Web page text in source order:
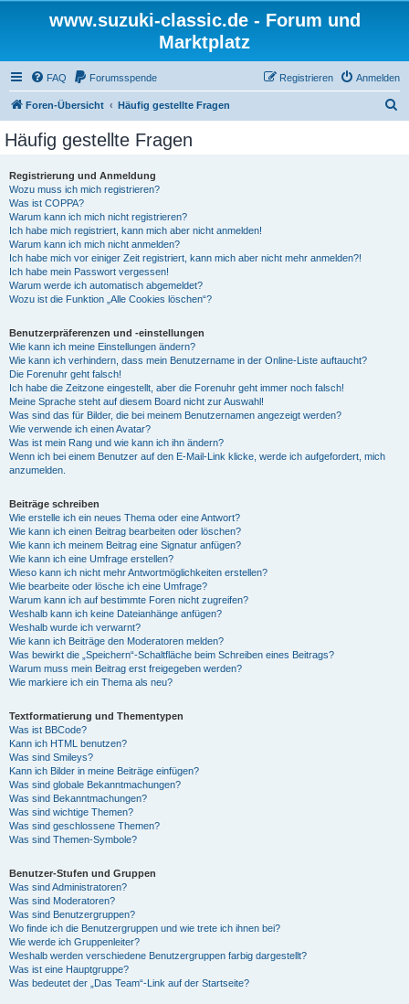
www.suzuki-classic.de - Forum und
Marktplatz
FAQ Forumsspende Anmelden
Registrieren
Foren-Übersicht Häufig gestellte Fragen
Häufig gestellte Fragen
Registrierung und Anmeldung
Wozu muss ich mich registrieren?
Was ist COPPA?
Warum kann ich mich nicht registrieren?
Ich habe mich registriert, kann mich aber nicht anmelden!
Warum kann ich mich nicht anmelden?
Ich habe mich vor einiger Zeit registriert, kann mich aber nicht mehr anmelden?!
Ich habe mein Passwort vergessen!
Warum werde ich automatisch abgemeldet?
Wozu ist die Funktion „Alle Cookies löschen“?
Benutzerpräferenzen und -einstellungen
Wie kann ich meine Einstellungen ändern?
Wie kann ich verhindern, dass mein Benutzername in der Online-Liste auftaucht?
Die Forenuhr geht falsch!
Ich habe die Zeitzone eingestellt, aber die Forenuhr geht immer noch falsch!
Meine Sprache steht auf diesem Board nicht zur Auswahl!
Was sind das für Bilder, die bei meinem Benutzernamen angezeigt werden?
Wie verwende ich einen Avatar?
Was ist mein Rang und wie kann ich ihn ändern?
Wenn ich bei einem Benutzer auf den E-Mail-Link klicke, werde ich aufgefordert, mich
anzumelden.
Beiträge schreiben
Wie erstelle ich ein neues Thema oder eine Antwort?
Wie kann ich einen Beitrag bearbeiten oder löschen?
Wie kann ich meinem Beitrag eine Signatur anfügen?
Wie kann ich eine Umfrage erstellen?
Wieso kann ich nicht mehr Antwortmöglichkeiten erstellen?
Wie bearbeite oder lösche ich eine Umfrage?
Warum kann ich auf bestimmte Foren nicht zugreifen?
Weshalb kann ich keine Dateianhänge anfügen?
Weshalb wurde ich verwarnt?
Wie kann ich Beiträge den Moderatoren melden?
Was bewirkt die „Speichern“-Schaltfläche beim Schreiben eines Beitrags?
Warum muss mein Beitrag erst freigegeben werden?
Wie markiere ich ein Thema als neu?
Textformatierung und Thementypen
Was ist BBCode?
Kann ich HTML benutzen?
Was sind Smileys?
Kann ich Bilder in meine Beiträge einfügen?
Was sind globale Bekanntmachungen?
Was sind Bekanntmachungen?
Was sind wichtige Themen?
Was sind geschlossene Themen?
Was sind Themen-Symbole?
Benutzer-Stufen und Gruppen
Was sind Administratoren?
Was sind Moderatoren?
Was sind Benutzergruppen?
Wo finde ich die Benutzergruppen und wie trete ich ihnen bei?
Wie werde ich Gruppenleiter?
Weshalb werden verschiedene Benutzergruppen farbig dargestellt?
Was ist eine Hauptgruppe?
Was bedeutet der „Das Team“-Link auf der Startseite?